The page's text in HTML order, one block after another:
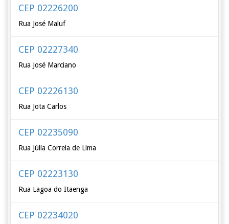
CEP 02226200
Rua José Maluf
CEP 02227340
Rua José Marciano
CEP 02226130
Rua Jota Carlos
CEP 02235090
Rua Júlia Correia de Lima
CEP 02223130
Rua Lagoa do Itaenga
CEP 02234020